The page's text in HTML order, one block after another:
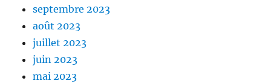
septembre 2023
août 2023
juillet 2023
juin 2023
mai 2023